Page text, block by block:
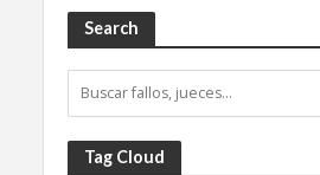
Search
Tag Cloud